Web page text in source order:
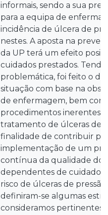
informais, sendo a sua
para a equipa de
incidência de úlcera de
nestes. A aposta na
da UP terá um efeito
cuidados prestados.
problemática, foi feito o
situação com base na
de enfermagem, bem
procedimentos inerentes
tratamento de úlceras de
finalidade de contribuir
implementação de um
contínua da qualidade dos
dependentes de
risco de úlceras de
definiram-se algumas
consideramos pertinentes